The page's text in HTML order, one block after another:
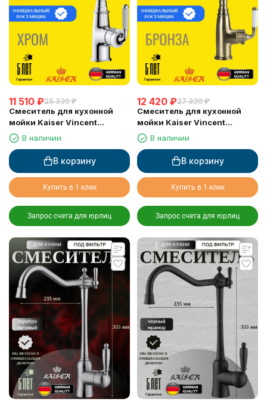
11 510 ₽25 330 ₽
Смеситель для кухонной
мойки Kaiser Vincent
(31544), хром
В наличии
В корзину
Купить в 1 клик
Запрос счета для юрлиц
12 420 ₽27 330 ₽
Смеситель для кухонной
мойки Kaiser Vincent
(31544-1), бронза
В наличии
В корзину
Купить в 1 клик
Запрос счета для юрлиц